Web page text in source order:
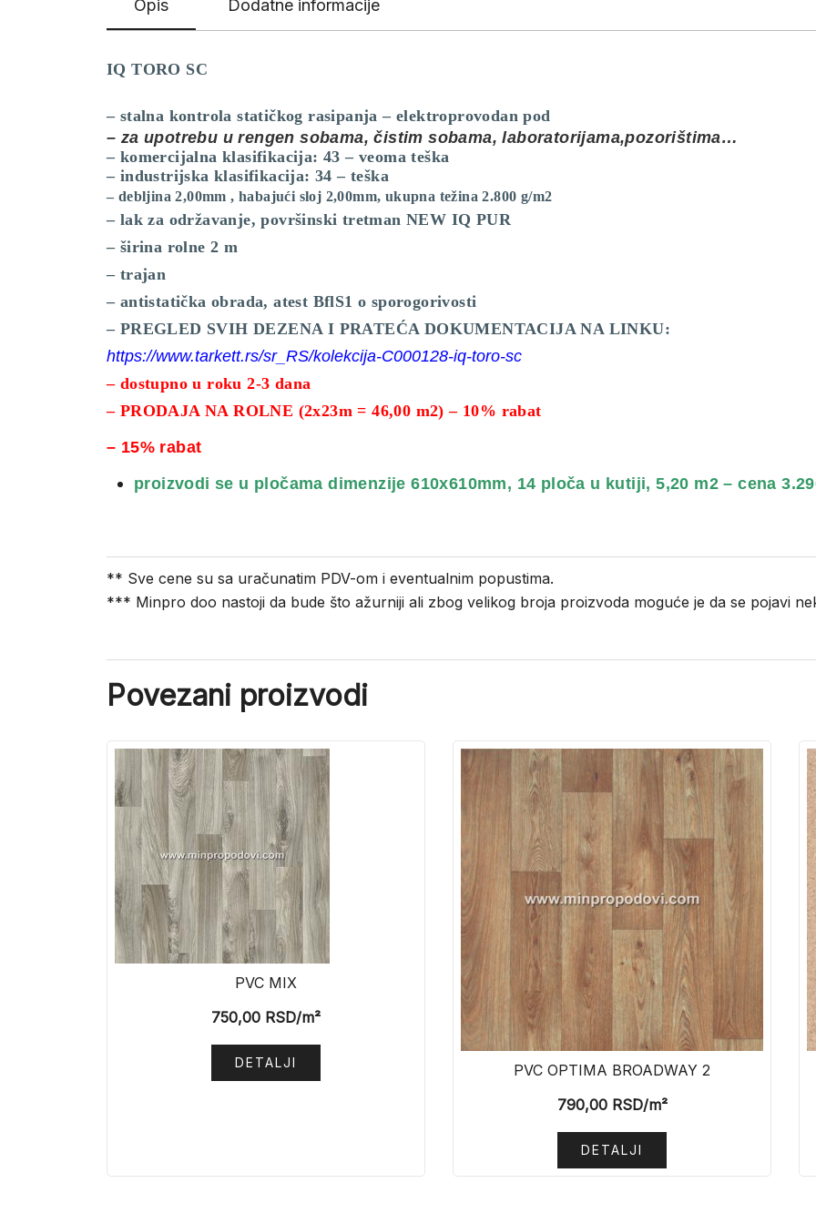
Opis Dodatne informacije
IQ TORO SC
– stalna kontrola statičkog rasipanja – elektroprovodan pod
– za upotrebu u rengen sobama, čistim sobama, laboratorijama,pozorištima…
– komercijalna klasifikacija: 43 – veoma teška
– industrijska klasifikacija: 34 – teška
– debljina 2,00mm , habajući sloj 2,00mm, ukupna težina 2.800 g/m2
– lak za održavanje, površinski tretman NEW IQ PUR
– širina rolne 2 m
– trajan
– antistatička obrada, atest BflS1 o sporogorivosti
– PREGLED SVIH DEZENA I PRATEĆA DOKUMENTACIJA NA LINKU:
https://www.tarkett.rs/sr_RS/kolekcija-C000128-iq-toro-sc
– dostupno u roku 2-3 dana
– PRODAJA NA ROLNE (2x23m = 46,00 m2) – 10% rabat
– 15% rabat
proizvodi se u pločama dimenzije 610x610mm, 14 ploča u kutiji, 5,20 m2 – cena
** Sve cene su sa uračunatim PDV-om i eventualnim popustima.
*** Minpro doo nastoji da bude što ažurniji ali zbog velikog broja proizvoda moguće je da se pojavi
Povezani proizvodi
PVC MIX
750,00 RSD/m²
DETALJI
PVC OPTIMA BROADWAY 2
790,00RSD/m²
DETALJI